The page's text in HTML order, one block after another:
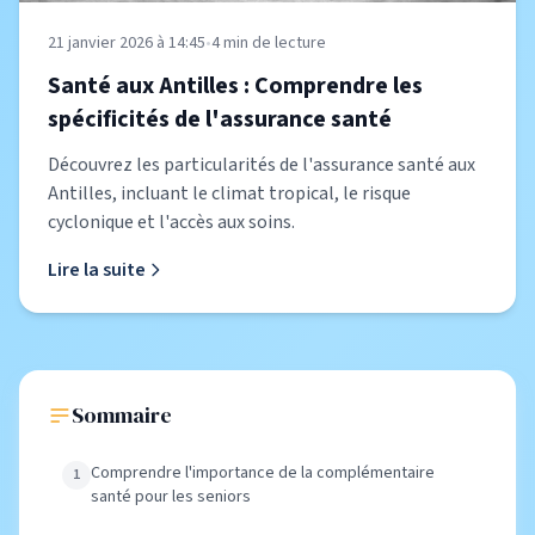
21 janvier 2026 à 14:45•4min de lecture
Santé aux Antilles : Comprendre les
spécificités de l'assurance santé
Découvrez les particularités de l'assurance santé aux
Antilles, incluant le climat tropical, le risque
cyclonique et l'accès aux soins.
Lire la suite
Sommaire
Comprendre l'importance de la complémentaire
santé pour les seniors